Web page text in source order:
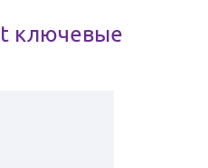
ключевые